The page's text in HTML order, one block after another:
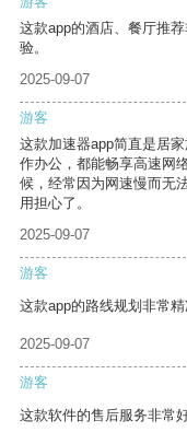
这款app的酒店、餐厅推
验。
2025-09-07
游客
这款加速器app简直是居
作办公，都能畅享高速网
候，经常因为网速慢而无
用担心了。
2025-09-07
游客
这款app的路线规划非常
2025-09-07
游客
这款软件的售后服务非常